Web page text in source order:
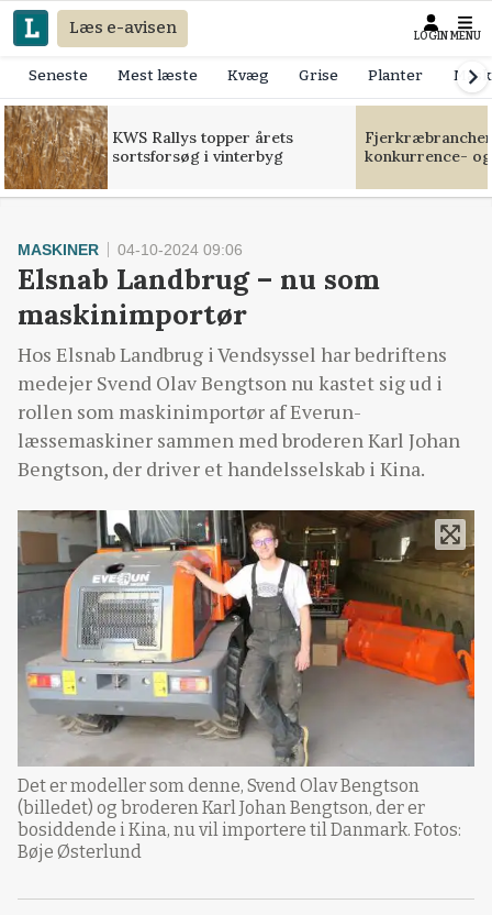
Læs e-avisen LOGIN MENU
Seneste Mest læste Kvæg Grise Planter
KWS Rallys topper årets
sortsforsøg i vinterbyg
konkurrence-
MASKINER 04-10-2024 09:06
Elsnab Landbrug – nu som
maskinimportør
Hos Elsnab Landbrug i Vendsyssel har bedriftens
medejer Svend Olav Bengtson nu kastet sig ud i
rollen som maskinimportør af Everun-
læssemaskiner sammen med broderen Karl Johan
Bengtson, der driver et handelsselskab i Kina.
Det er modeller som denne, Svend Olav Bengtson
(billedet) og broderen Karl Johan Bengtson, der er
bosiddende i Kina, nu vil importere til Danmark. Fotos:
Bøje Østerlund